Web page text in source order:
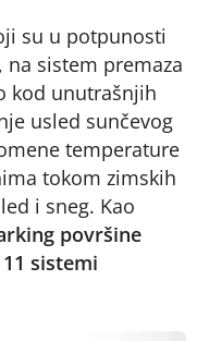
su u potpunosti
sistem premaza
kod unutrašnjih
usled sunčevog
temperature
tokom zimskih
i sneg. Kao
površine
sistemi